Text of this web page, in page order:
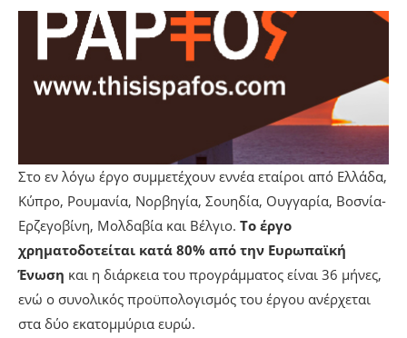
Στο εν λόγω έργο συμμετέχουν εννέα εταίροι από Ελλάδα,
Κύπρο, Ρουμανία, Νορβηγία, Σουηδία, Ουγγαρία, Βοσνία-
Ερζεγοβίνη, Μολδαβία και Βέλγιο. Το έργο
χρηματοδοτείται κατά 80% από την Ευρωπαϊκή
Ένωση και η διάρκεια του προγράμματος είναι 36 μήνες,
ενώ ο συνολικός προϋπολογισμός του έργου ανέρχεται
στα δύο εκατομμύρια ευρώ.